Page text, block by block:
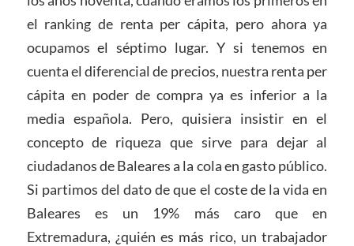
el ranking de renta per cápita, pero ahora ya
ocupamos el séptimo lugar. Y si tenemos en
cuenta el diferencial de precios, nuestra renta per
cápita en poder de compra ya es inferior a la
media española. Pero, quisiera insistir en el
concepto de riqueza que sirve para dejar al
ciudadanos de Baleares a la cola en gasto público.
Si partimos del dato de que el coste de la vida en
Baleares es un 19% más caro que en
Extremadura, ¿quién es más rico, un trabajador